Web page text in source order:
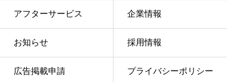
アフターサービス 企業情報
お知らせ 採用情報
広告掲載申請 プライバシーポリシー